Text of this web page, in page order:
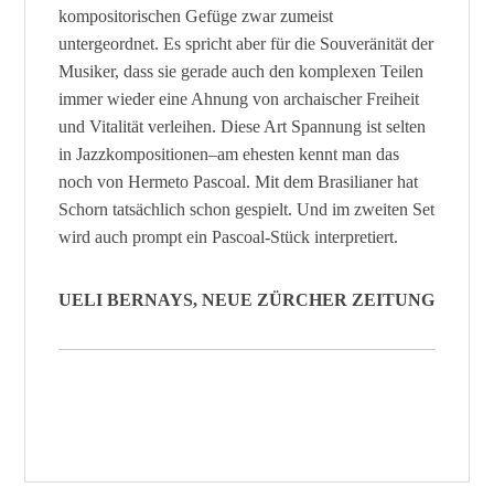
kompositorischen Gefüge zwar zumeist
untergeordnet. Es spricht aber für die Souveränität der
Musiker, dass sie gerade auch den komplexen Teilen
immer wieder eine Ahnung von archaischer Freiheit
und Vitalität verleihen. Diese Art Spannung ist selten
in Jazzkompositionen–am ehesten kennt man das
noch von Hermeto Pascoal. Mit dem Brasilianer hat
Schorn tatsächlich schon gespielt. Und im zweiten Set
wird auch prompt ein Pascoal-Stück interpretiert.
UELI BERNAYS, NEUE ZÜRCHER ZEITUNG